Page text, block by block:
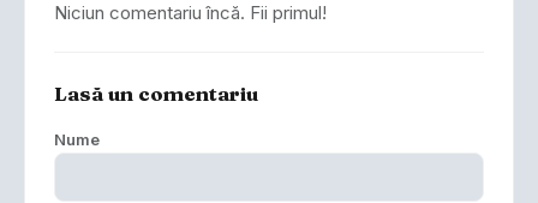
Niciun comentariu încă. Fii primul!
Lasă un comentariu
Nume